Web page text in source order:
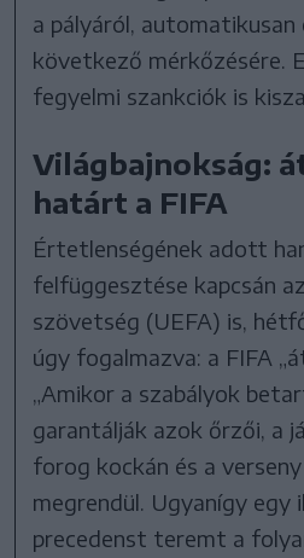
a pályáról,
következő mérkőzésére.
fegyelmi szankciók is
Világbajnokság:
határt a FIFA
Értetlenségének adott
felfüggesztése kapcsán
szövetség (UEFA) is,
úgy fogalmazva: a FIFA
„Amikor a szabályok
garantálják azok őrzői, a
forog kockán és a
megrendül. Ugyanígy egy
precedenst teremt a